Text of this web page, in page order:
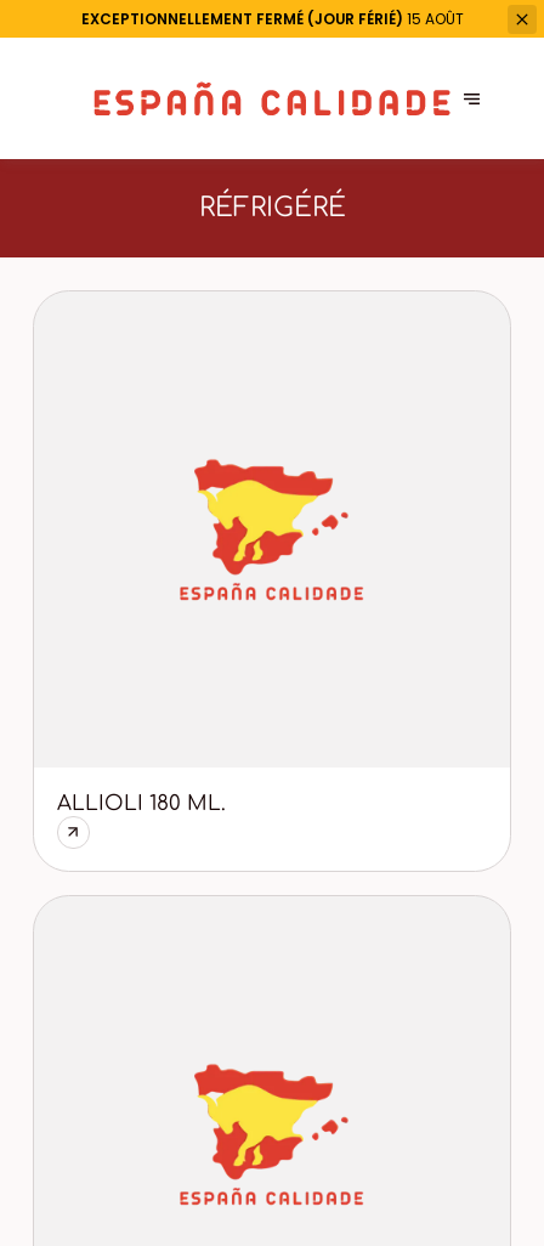
EXCEPTIONNELLEMENT FERMÉ (JOUR FÉRIÉ) 15 AOÛT
RÉFRIGÉRÉ
ALLIOLI 180 ML.